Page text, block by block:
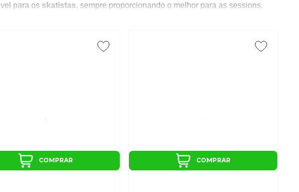
para os skatistas, sempre proporcionando o melhor para as sessions.
COMPRAR COMPRAR